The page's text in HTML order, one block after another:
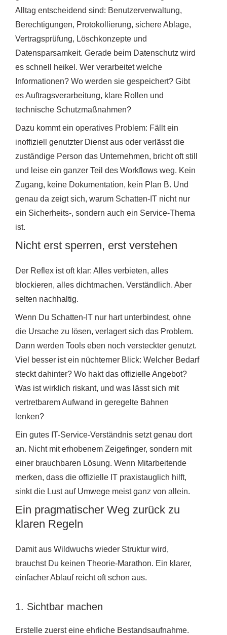
Alltag entscheidend sind: Benutzerverwaltung,
Berechtigungen, Protokollierung, sichere Ablage,
Vertragsprüfung, Löschkonzepte und
Datensparsamkeit. Gerade beim Datenschutz wird
es schnell heikel. Wer verarbeitet welche
Informationen? Wo werden sie gespeichert? Gibt
es Auftragsverarbeitung, klare Rollen und
technische Schutzmaßnahmen?
Dazu kommt ein operatives Problem: Fällt ein
inoffiziell genutzter Dienst aus oder verlässt die
zuständige Person das Unternehmen, bricht oft still
und leise ein ganzer Teil des Workflows weg. Kein
Zugang, keine Dokumentation, kein Plan B. Und
genau da zeigt sich, warum Schatten-IT nicht nur
ein Sicherheits-, sondern auch ein Service-Thema
ist.
Nicht erst sperren, erst verstehen
Der Reflex ist oft klar: Alles verbieten, alles
blockieren, alles dichtmachen. Verständlich. Aber
selten nachhaltig.
Wenn Du Schatten-IT nur hart unterbindest, ohne
die Ursache zu lösen, verlagert sich das Problem.
Dann werden Tools eben noch versteckter genutzt.
Viel besser ist ein nüchterner Blick: Welcher Bedarf
steckt dahinter? Wo hakt das offizielle Angebot?
Was ist wirklich riskant, und was lässt sich mit
vertretbarem Aufwand in geregelte Bahnen
lenken?
Ein gutes IT-Service-Verständnis setzt genau dort
an. Nicht mit erhobenem Zeigefinger, sondern mit
einer brauchbaren Lösung. Wenn Mitarbeitende
merken, dass die offizielle IT praxistauglich hilft,
sinkt die Lust auf Umwege meist ganz von allein.
Ein pragmatischer Weg zurück zu
klaren Regeln
Damit aus Wildwuchs wieder Struktur wird,
brauchst Du keinen Theorie-Marathon. Ein klarer,
einfacher Ablauf reicht oft schon aus.
1. Sichtbar machen
Erstelle zuerst eine ehrliche Bestandsaufnahme.